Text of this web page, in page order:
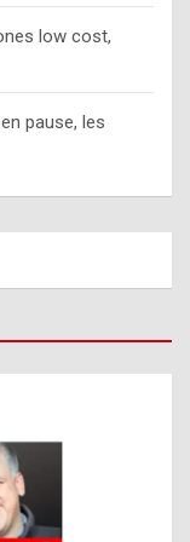
low cost,
pause, les